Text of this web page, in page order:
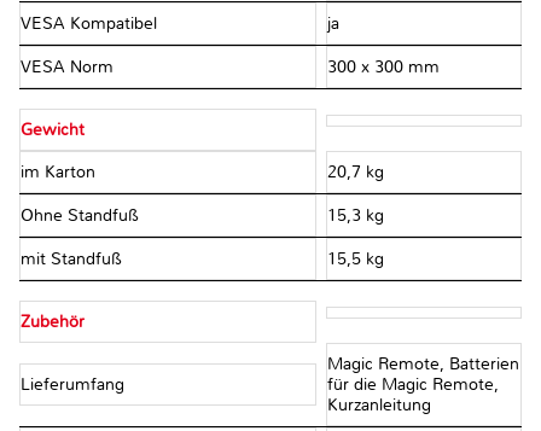
VESA Kompatibel ja
VESA Norm 300 x 300 mm
Gewicht
im Karton 20,7 kg
Ohne Standfuß 15,3 kg
mit Standfuß 15,5 kg
Zubehör
Lieferumfang
Magic Remote, Batterien
für die Magic Remote,
Kurzanleitung